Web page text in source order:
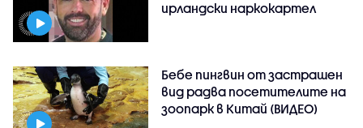
ирландски наркокартел
Бебе пингвин от застрашен
вид радва посетителите на
зоопарк в Китай (ВИДЕО)